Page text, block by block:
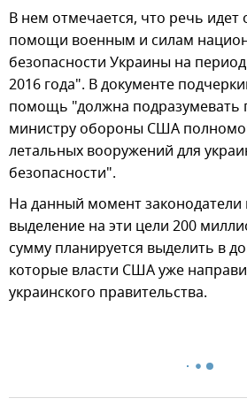
В нем отмечается, что речь идет
помощи военным и силам
безопасности Украины на
2016 года". В документе
помощь "должна подразумевать
министру обороны США
летальных вооружений для
безопасности".
На данный момент законодатели
выделение на эти цели 200
сумму планируется выделить в
которые власти США уже
украинского правительства.